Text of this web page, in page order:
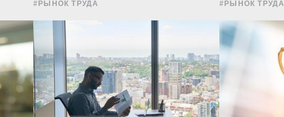
#РЫНОК ТРУДА #РЫНОК ТРУДА